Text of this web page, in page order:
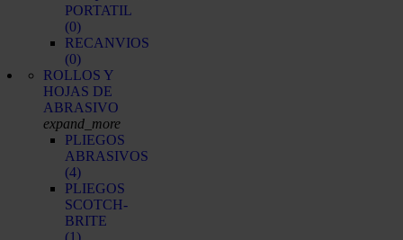
PORTATIL
(0)
RECANVIOS
(0)
ROLLOS Y
HOJAS DE
ABRASIVO
expand_more
PLIEGOS
ABRASIVOS
(4)
PLIEGOS
SCOTCH-
BRITE